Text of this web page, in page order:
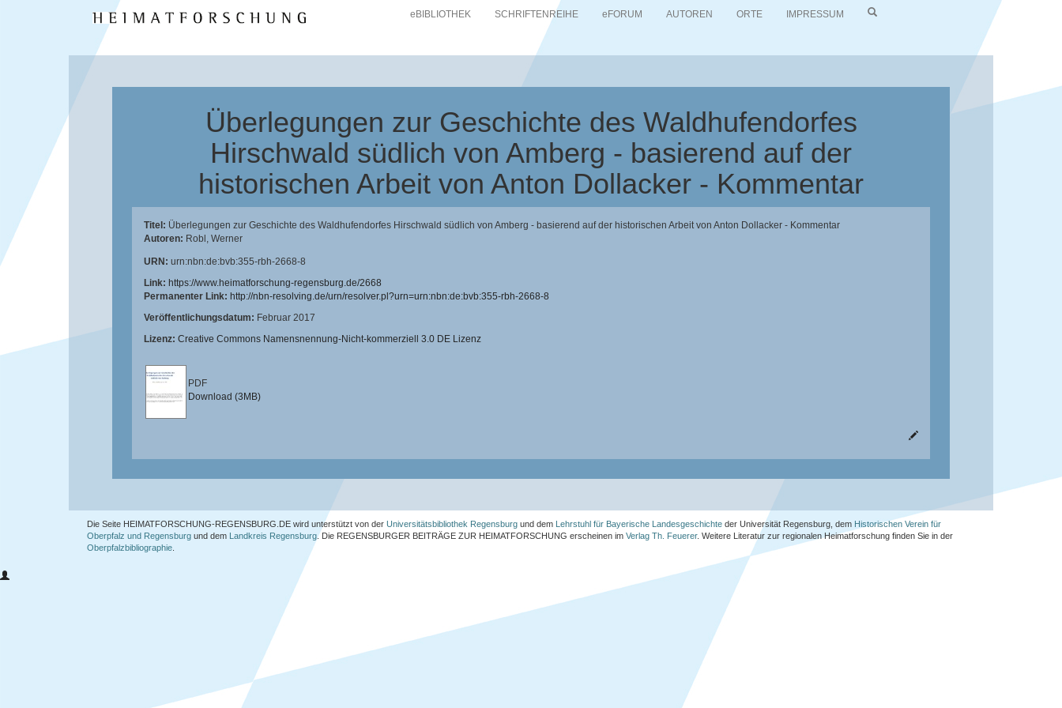
eBIBLIOTHEK SCHRIFTENREIHE eFORUM AUTOREN ORTE IMPRESSUM
Überlegungen zur Geschichte des Waldhufendorfes
Hirschwald südlich von Amberg - basierend auf der
historischen Arbeit von Anton Dollacker - Kommentar
Titel: Überlegungen zur Geschichte des Waldhufendorfes Hirschwald südlich von Amberg - basierend auf der historischen Arbeit von Anton Dollacker - Kommentar
Autoren: Robl, Werner
URN: urn:nbn:de:bvb:355-rbh-2668-8
Link: https://www.heimatforschung-regensburg.de/2668
Permanenter Link: http://nbn-resolving.de/urn/resolver.pl?urn=urn:nbn:de:bvb:355-rbh-2668-8
Veröffentlichungsdatum: Februar 2017
Lizenz: Creative Commons Namensnennung-Nicht-kommerziell 3.0 DE Lizenz
PDF
Download (3MB)
Die Seite HEIMATFORSCHUNG-REGENSBURG.DE wird unterstützt von der Universitätsbibliothek Regensburg und dem Lehrstuhl für Bayerische Landesgeschichte der Universität Regensburg, dem Historischen Verein für
Oberpfalz und Regensburg und dem Landkreis Regensburg. Die REGENSBURGER BEITRÄGE ZUR HEIMATFORSCHUNG erscheinen im Verlag Th. Feuerer. Weitere Literatur zur regionalen Heimatforschung finden Sie in der
Oberpfalzbibliographie